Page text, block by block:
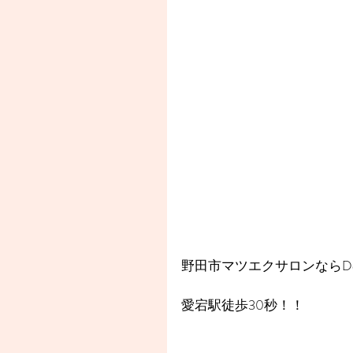
野田市マツエクサロンなら
愛宕駅徒歩30秒！！